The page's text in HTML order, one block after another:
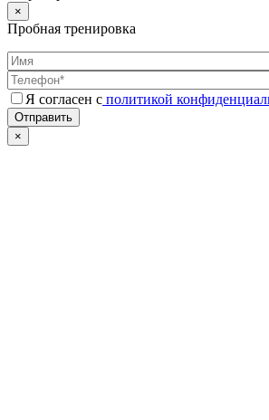
×
Пробная тренировка
Я согласен с политикой
Отправить
×